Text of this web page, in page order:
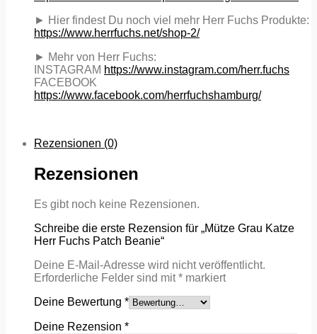
► Hier findest Du noch viel mehr Herr Fuchs Produkte:
https://www.herrfuchs.net/shop-2/
► Mehr von Herr Fuchs:
INSTAGRAM https://www.instagram.com/herr.fuchs
FACEBOOK
https://www.facebook.com/herrfuchshamburg/
Rezensionen (0)
Rezensionen
Es gibt noch keine Rezensionen.
Schreibe die erste Rezension für „Mütze Grau Katze
Herr Fuchs Patch Beanie“
Deine E-Mail-Adresse wird nicht veröffentlicht.
Erforderliche Felder sind mit* markiert
Deine Bewertung *
Deine Rezension *